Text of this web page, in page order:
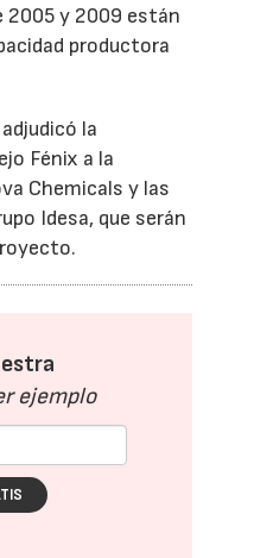
2005 y 2009 están
productora
la
Fénix a la
Chemicals y las
Idesa, que serán
ejemplo